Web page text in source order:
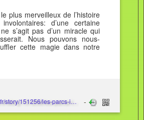
plus merveilleux de l’histoire
d’une certaine
s’agit pas d’un miracle qui
Nous pouvons nous-
cette magie dans notre
https://www.slate.fr/story/151256/les-parcs-involontaires